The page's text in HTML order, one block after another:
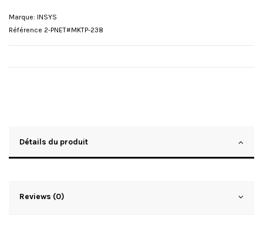
Marque: INSYS
Référence 2-PNET#MKTP-238
Détails du produit
Reviews (0)